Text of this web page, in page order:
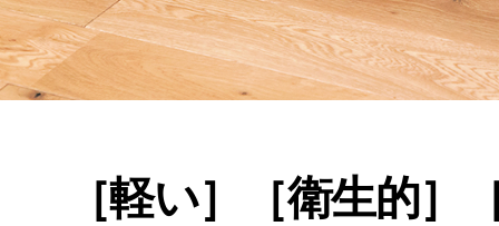
［軽い］［衛生的］